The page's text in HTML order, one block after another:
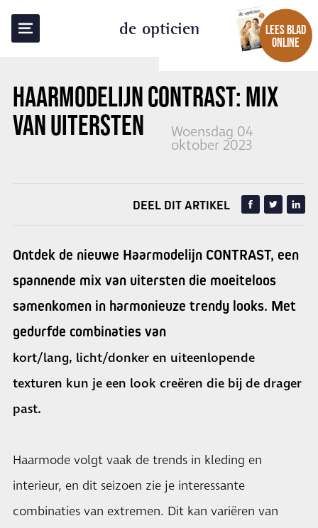
de opticien
LEES BLAD
ONLINE
HAARMODELIJN CONTRAST: MIX
VAN UITERSTEN
Woensdag 04
oktober 2023
TERUG NAAR OVERZICHT
DEEL DIT ARTIKEL
Ontdek de nieuwe Haarmodelijn CONTRAST, een
spannende mix van uitersten die moeiteloos
samenkomen in harmonieuze trendy looks. Met
gedurfde combinaties van
kort/lang, licht/donker en uiteenlopende
texturen kun je een look creëren die bij de drager
past.
Haarmode volgt vaak de trends in kleding en
interieur, en dit seizoen zie je interessante
combinaties van extremen. Dit kan variëren van